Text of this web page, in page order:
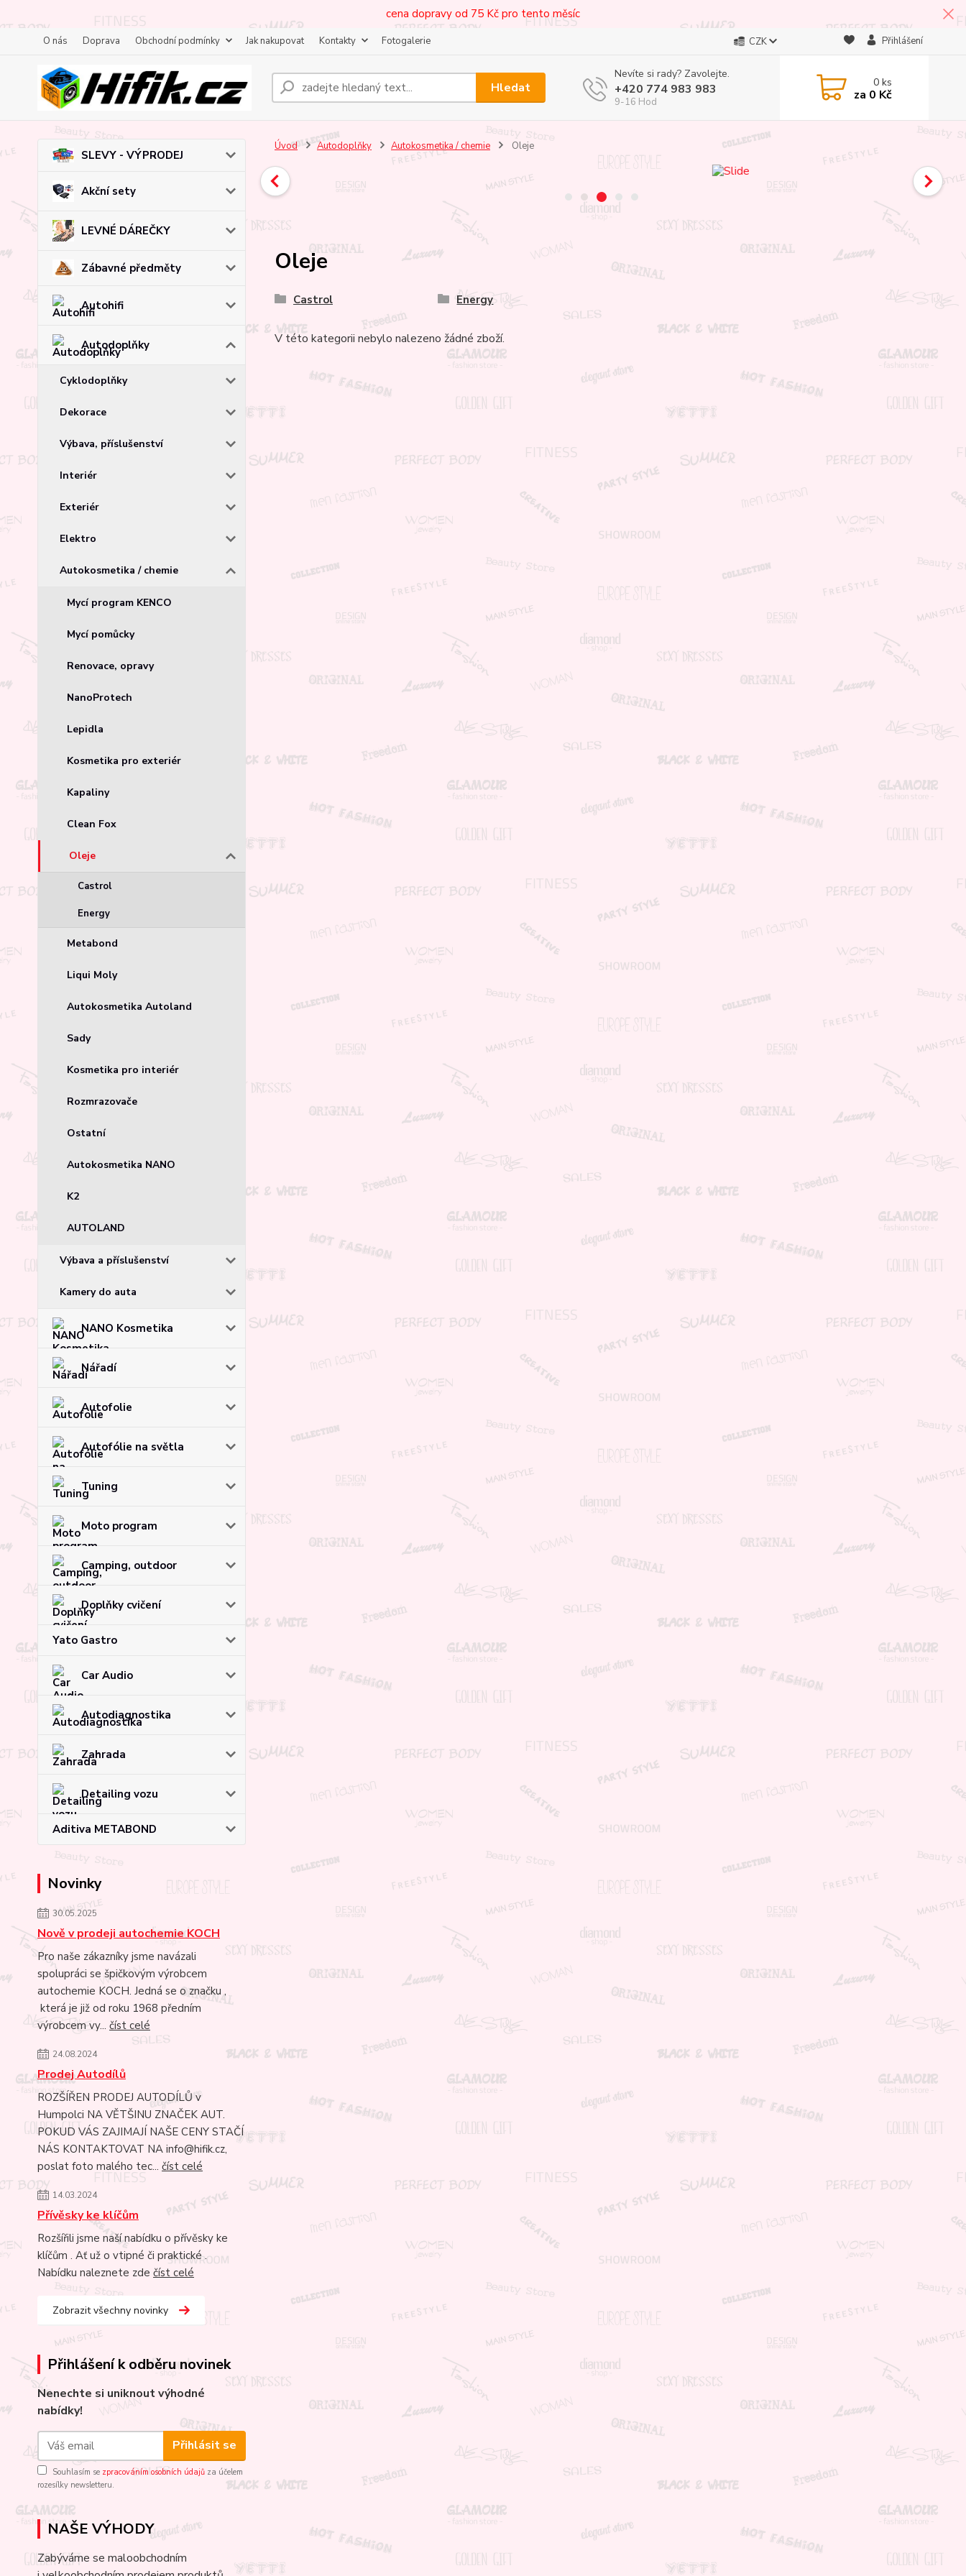
cena dopravy od 75 Kč pro tento měsíc
O nás Doprava Obchodní podmínky Jak nakupovat Kontakty Fotogalerie CZK Přihlášení
Hledat
Nevíte si rady? Zavolejte.
+420 774 983 983
9-16 Hod
0ks
za 0 Kč
SLEVY - VÝPRODEJ
Akční sety
LEVNÉ DÁREČKY
Zábavné předměty
Autohifi
Autodoplňky
Cyklodoplňky
Dekorace
Výbava, příslušenství
Interiér
Exteriér
Elektro
Autokosmetika / chemie
Mycí program KENCO
Mycí pomůcky
Renovace, opravy
NanoProtech
Lepidla
Kosmetika pro exteriér
Kapaliny
Clean Fox
Oleje
Castrol
Energy
Metabond
Liqui Moly
Autokosmetika Autoland
Sady
Kosmetika pro interiér
Rozmrazovače
Ostatní
Autokosmetika NANO
K2
AUTOLAND
Výbava a příslušenství
Kamery do auta
NANO Kosmetika
Nářadí
Autofolie
Autofólie na světla
Tuning
Moto program
Camping, outdoor
Doplňky cvičení
Yato Gastro
Car Audio
Autodiagnostika
Zahrada
Detailing vozu
Aditiva METABOND
Novinky
30.05.2025
Nově v prodeji autochemie KOCH
Pro naše zákazníky jsme navázali
spolupráci se špičkovým výrobcem
autochemie KOCH. Jedná se o značku ,
která je již od roku 1968 předním
výrobcem vy... číst celé
24.08.2024
Prodej Autodílů
ROZŠÍŘEN PRODEJ AUTODÍLŮ v
Humpolci NA VĚTŠINU ZNAČEK AUT.
POKUD VÁS ZAJIMAJÍ NAŠE CENY STAČÍ
NÁS KONTAKTOVAT NA info@hifik.cz,
poslat foto malého tec... číst celé
14.03.2024
Přívěsky ke klíčům
Rozšířili jsme naší nabídku o přívěsky ke
klíčům . Ať už o vtipné či praktické .
Nabídku naleznete zde číst celé
Zobrazit všechny novinky
Přihlášení k odběru novinek
Nenechte si uniknout výhodné
nabídky!
Přihlásit se
Souhlasím se zpracováním osobních údajů za účelem
rozesílky newsletteru.
NAŠE VÝHODY
Zabýváme se maloobchodním
Úvod Autodoplňky Autokosmetika / chemie Oleje
Oleje
Castrol Energy
V této kategorii nebylo nalezeno žádné zboží.